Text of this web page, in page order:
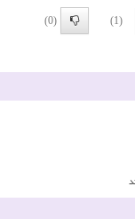
(1)
(0)